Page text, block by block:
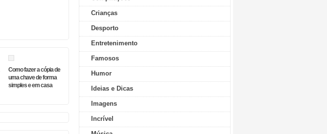
Como fazer a cópia de
uma chave de forma
simples e em casa
Crianças
Desporto
Entretenimento
Famosos
Humor
Ideias e Dicas
Imagens
Incrível